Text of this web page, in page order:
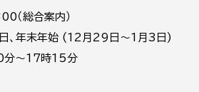
総合案内）
日、年末年始 (12月29日～1月3日)
分～17時15分